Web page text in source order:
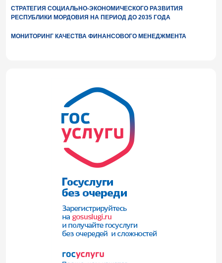
СТРАТЕГИЯ СОЦИАЛЬНО-ЭКОНОМИЧЕСКОГО РАЗВИТИЯ
РЕСПУБЛИКИ МОРДОВИЯ НА ПЕРИОД ДО 2035 ГОДА
МОНИТОРИНГ КАЧЕСТВА ФИНАНСОВОГО МЕНЕДЖМЕНТА